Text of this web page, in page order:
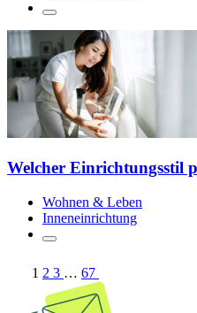
Welcher Einrichtungsstil
Wohnen & Leben
Inneneinrichtung
1 2 3 … 67